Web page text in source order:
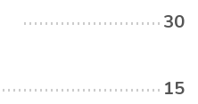
30
15